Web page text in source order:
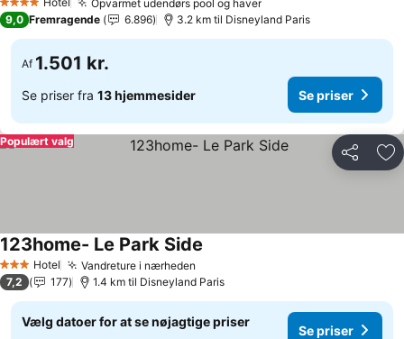
4 Stjerner Opvarmet udendørs pool og haver
9,0 Fremragende 6.896 3.2 km til Disneyland Paris
Af 1.501 kr.
Se priser fra 13 hjemmesider Se priser
Del
Populært valg
3 StjernerHotel Vandreture i nærheden
123home- Le Park Side
7,2 177 1.4 km til Disneyland Paris
Vælg datoer for at se nøjagtige priser
Se priser